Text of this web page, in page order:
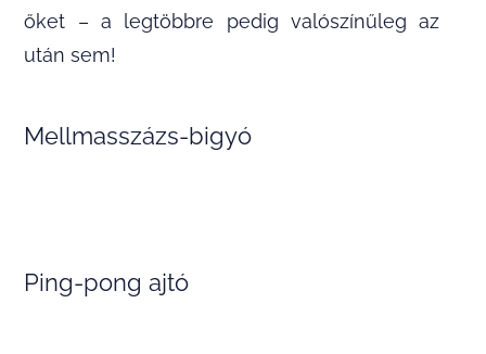
őket – a legtöbbre pedig valószínűleg az
után sem!
Mellmasszázs-bigyó
Ping-pong ajtó